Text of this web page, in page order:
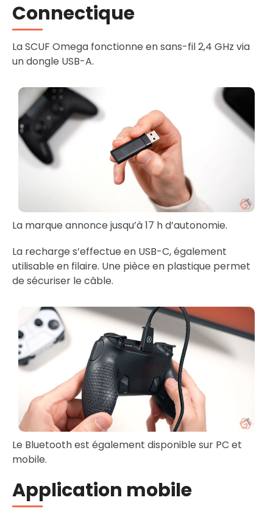
Connectique
La SCUF Omega fonctionne en sans-fil 2,4 GHz via
un dongle USB-A.
La marque annonce jusqu’à 17 h d’autonomie.
La recharge s’effectue en USB-C, également
utilisable en filaire. Une pièce en plastique permet
de sécuriser le câble.
Le Bluetooth est également disponible sur PC et
mobile.
Application mobile